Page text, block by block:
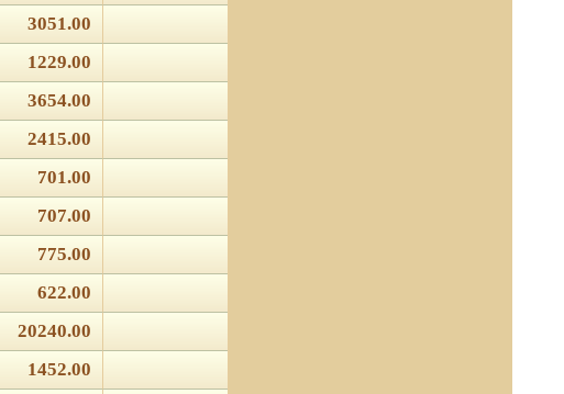
3051.00
1229.00
3654.00
2415.00
701.00
707.00
775.00
622.00
20240.00
1452.00